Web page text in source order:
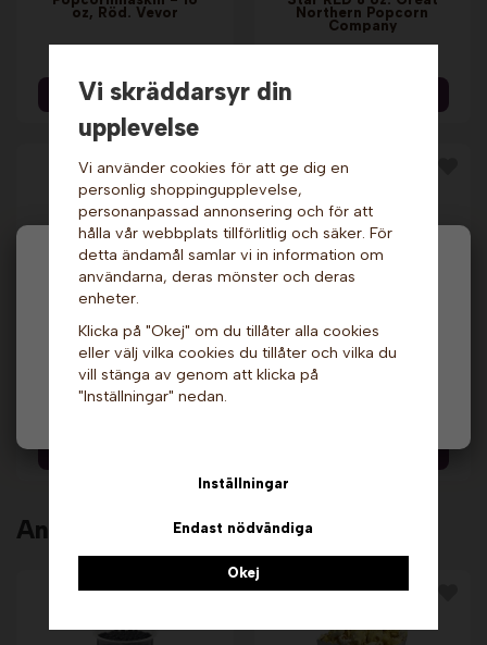
Hej och välkommen till Gottes!
moms) eller företag (exkl. moms) för hur våra priser
ska visas.
Privat
oz, Röd. Vevor
Info & Köp
Northern Popcorn
Company
Popcornmaskin med
vagn - 8 oz,
Röd/Svart. Royal
Catering
8 139 kr
Popcornmaskin med
vagn - 8 oz, Svart.
Andra köpte även
Vi skräddarsyr din
upplevelse
Vi använder cookies för att ge dig en
personlig shoppingupplevelse,
personanpassad annonsering och för att
hålla vår webbplats tillförlitlig och säker. För
detta ändamål samlar vi in information om
användarna, deras mönster och deras
enheter.
Klicka på "Okej" om du tillåter alla cookies
eller välj vilka cookies du tillåter och vilka du
vill stänga av genom att klicka på
"Inställningar" nedan.
Inställningar
Endast nödvändiga
Okej